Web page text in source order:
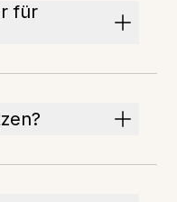
für